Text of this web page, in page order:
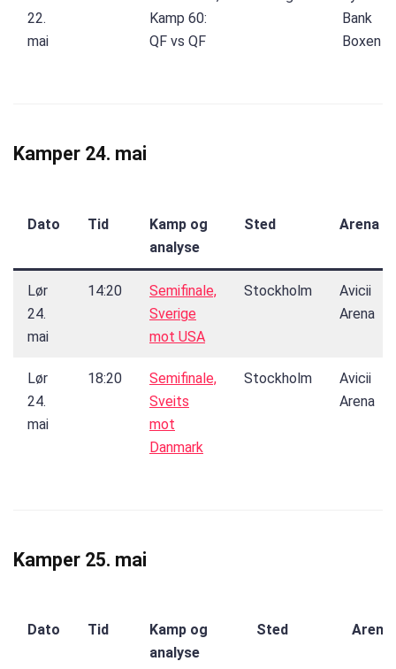
22.
mai
Kamp 60:
QF vs QF
Bank
Boxen
Kamper 24. mai
Dato Tid
Kamp og
analyse
Sted Arena
Lør
24.
mai
14:20
Semifinale,
Sverige
mot USA
Stockholm
Avicii
Arena
Lør
24.
mai
18:20
Semifinale,
Sveits
mot
Danmark
Stockholm
Avicii
Arena
Kamper 25. mai
Dato Tid
Kamp og
analyse
Sted Arena